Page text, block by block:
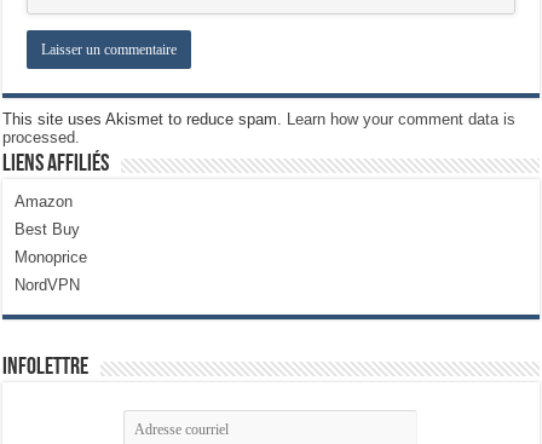
This site uses Akismet to reduce spam.
Learn how your comment data is
processed.
Liens Affiliés
Amazon
Best Buy
Monoprice
NordVPN
Infolettre